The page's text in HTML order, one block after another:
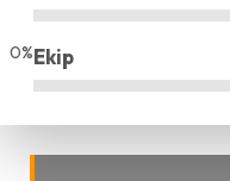
Ekip
0%